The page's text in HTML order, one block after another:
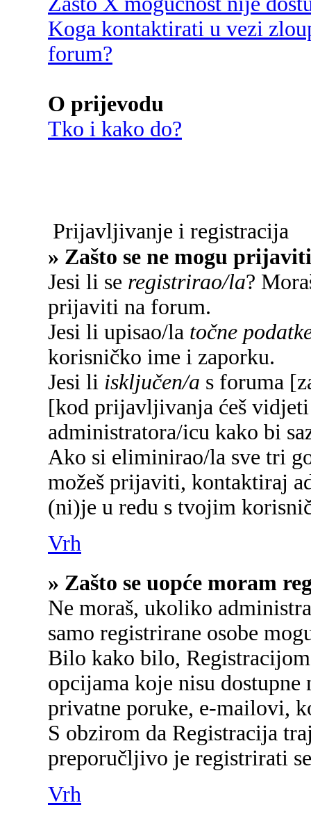
Koga kontaktirati u vezi
forum?
O prijevodu
Tko i kako do?
Prijavljivanje i registracija
» Zašto se ne mogu
Jesi li se registrirao/la?
prijaviti na forum.
Jesi li upisao/la točne
korisničko ime i zaporku.
Jesi li isključen/a s foruma
[kod prijavljivanja ćeš
administratora/icu kako bi
Ako si eliminirao/la sve tri
možeš prijaviti, kontaktiraj
(ni)je u redu s tvojim
Vrh
» Zašto se uopće moram
Ne moraš, ukoliko
samo registrirane osobe
Bilo kako bilo,
opcijama koje nisu
privatne poruke, e-mailovi,
S obzirom da Registracija
preporučljivo je registrirati
Vrh